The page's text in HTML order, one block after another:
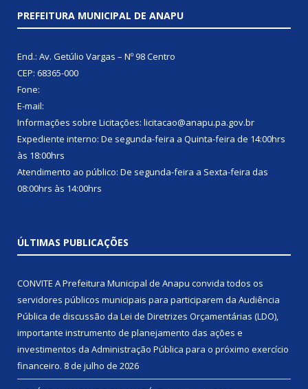
PREFEITURA MUNICIPAL DE ANAPU
End.: Av. Getúlio Vargas – Nº 98 Centro
CEP: 68365-000
Fone:
E-mail:
Informações sobre Licitações: licitacao@anapu.pa.gov.br
Expediente interno: De segunda-feira a Quinta-feira de 14:00hrs
às 18:00hrs
Atendimento ao público: De segunda-feira a Sexta-feira das
08:00hrs às 14:00hrs
ÚLTIMAS PUBLICAÇÕES
CONVITE A Prefeitura Municipal de Anapu convida todos os
servidores públicos municipais para participarem da Audiência
Pública de discussão da Lei de Diretrizes Orçamentárias (LDO),
importante instrumento de planejamento das ações e
investimentos da Administração Pública para o próximo exercício
financeiro. 8 de julho de 2026